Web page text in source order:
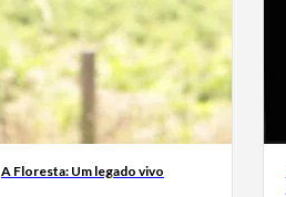
A Floresta: Um legado vivo